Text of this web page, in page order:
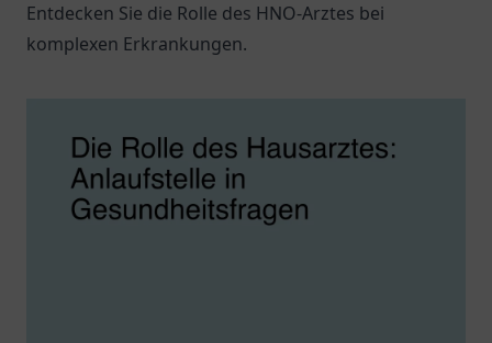
Entdecken Sie die Rolle des HNO-Arztes bei
komplexen Erkrankungen.